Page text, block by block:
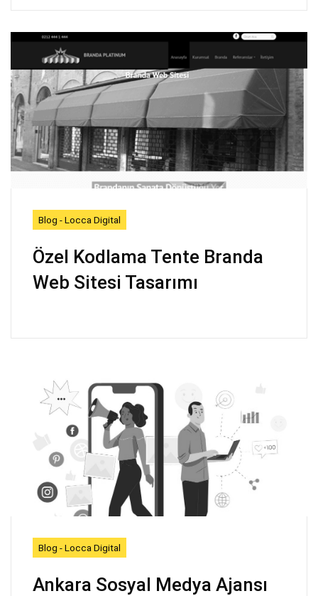
Blog - Locca Digital
Özel Kodlama Tente Branda
Web Sitesi Tasarımı
Blog - Locca Digital
Ankara Sosyal Medya Ajansı